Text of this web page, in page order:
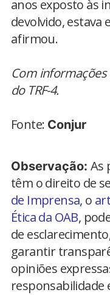
anos exposto às
devolvido, estava
afirmou.
Com informações
do TRF-4.
Fonte: Conjur
Observação: As
têm o direito de
de Imprensa, o
Ética da OAB,
de
garantir
opiniões
responsabilidade